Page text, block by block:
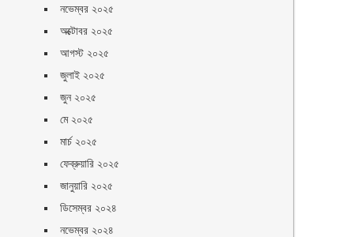
নভেম্বর ২০২৫
অক্টোবর ২০২৫
আগস্ট ২০২৫
জুলাই ২০২৫
জুন ২০২৫
মে ২০২৫
মার্চ ২০২৫
ফেব্রুয়ারি ২০২৫
জানুয়ারি ২০২৫
ডিসেম্বর ২০২৪
নভেম্বর ২০২৪